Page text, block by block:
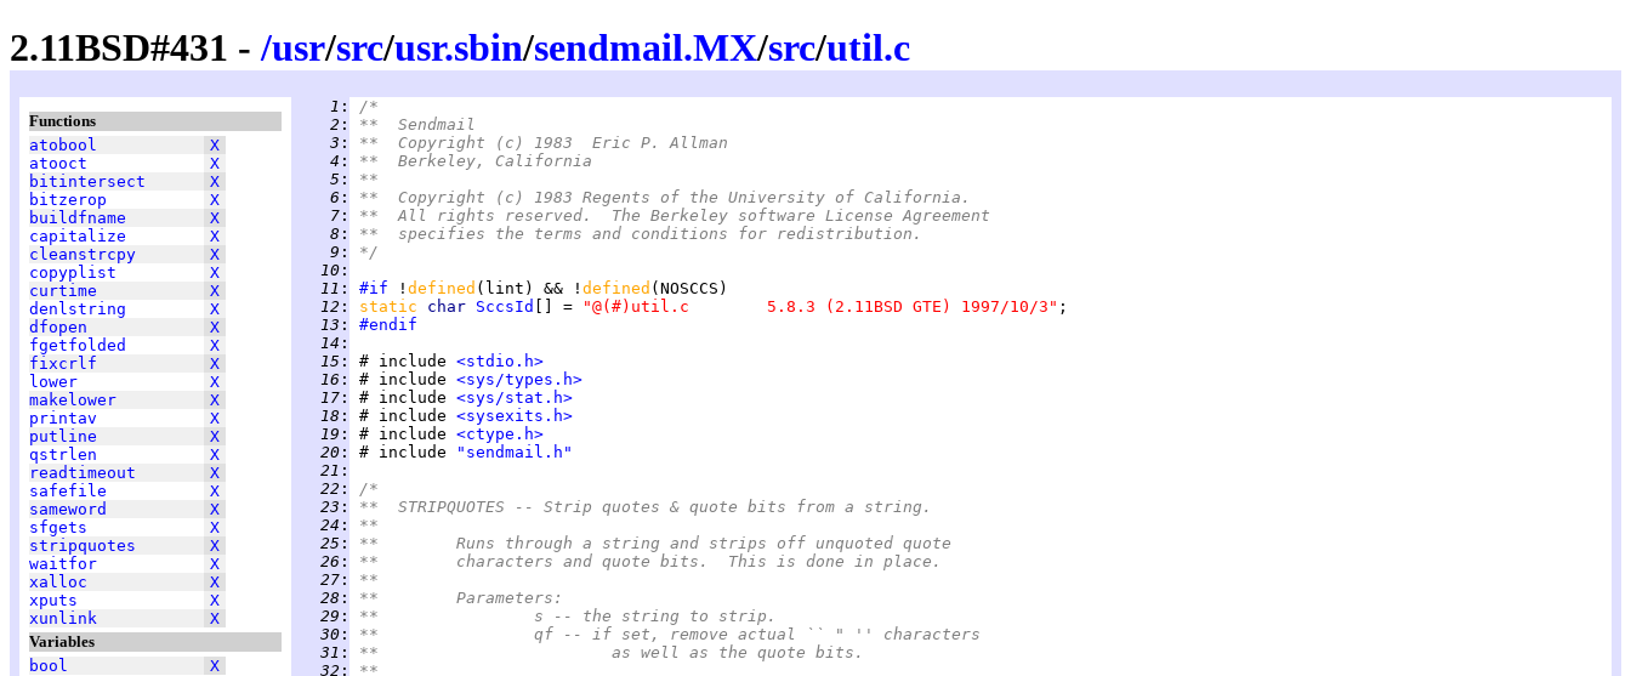
2.11BSD#431 -/usr/src/usr.sbin/sendmail.MX/src/util.c
Functions
atobool
X
atooct
X
bitintersect
X
bitzerop
X
buildfname
X
capitalize
X
cleanstrcpy
X
copyplist
X
curtime
X
denlstring
X
dfopen
X
fgetfolded
X
fixcrlf
X
lower
X
makelower
X
printav
X
putline
X
qstrlen
X
readtimeout
X
safefile
X
sameword
X
sfgets
X
stripquotes
X
waitfor
X
xalloc
X
xputs
X
xunlink
X
Variables
bool
X
   1
:
/*
   2
:
**  Sendmail
   3
:
**  Copyright (c) 1983  Eric P. Allman
   4
:
**  Berkeley, California
   5
:
**
   6
:
**  Copyright (c) 1983 Regents of the University of California.
   7
:
**  All rights reserved.  The Berkeley software License Agreement
   8
:
**  specifies the terms and conditions for redistribution.
   9
:
*/
  10
:
  11
: #if ! defined (lint) && ! defined
  12
: static char SccsId [] = "@(#)util.c	5.8.3 (2.11BSD GTE) 1997/10/3"
  13
:
#endif
  14
:
  15
: # include <stdio.h>
  16
: # include <sys/types.h>
  17
: # include <sys/stat.h>
  18
: # include <sysexits.h>
  19
: # include <ctype.h>
  20
: # include
"sendmail.h"
  21
:
  22
:
/*
  23
:
**  STRIPQUOTES -- Strip quotes & quote bits from a string.
  24
:
**
  25
:
**	Runs through a string and strips off unquoted quote
  26
:
**	characters and quote bits.  This is done in place.
  27
:
**
  28
:
**	Parameters:
  29
:
**		s -- the string to strip.
  30
:
**		qf -- if set, remove actual `` " '' characters
  31
:
**			as well as the quote bits.
  32
:
**